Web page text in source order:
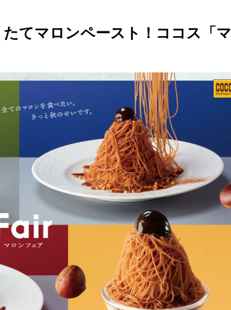
てマロンペースト！ココス「マ